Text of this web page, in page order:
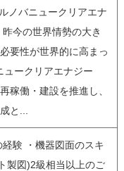
ノバニュークリアエナ
今の世界情勢の大き
要性が世界的に高まっ
ュークリアエナジー
稼働・建設を推進し、
と...
経験 ・機器図面のスキ
製図)2級相当以上のご